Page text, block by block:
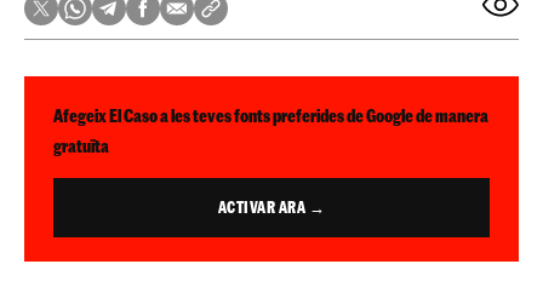
Afegeix El Caso a les teves fonts preferides de Google de manera
gratuïta
ACTIVAR ARA →